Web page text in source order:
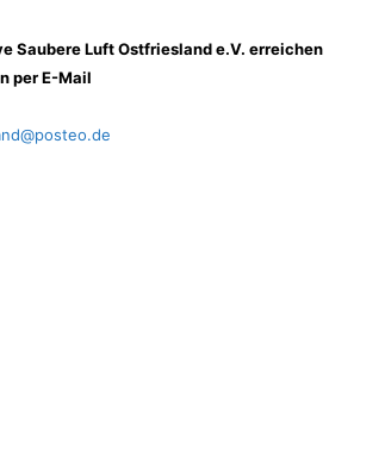
Saubere Luft Ostfriesland e.V. erreichen
per E-Mail